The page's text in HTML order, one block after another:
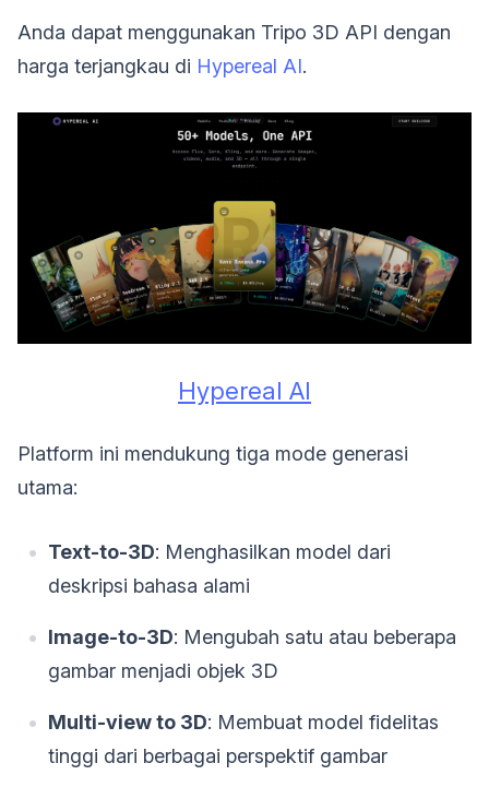
Anda dapat menggunakan Tripo 3D API dengan
harga terjangkau di Hypereal AI.
Hypereal AI
Platform ini mendukung tiga mode generasi
utama:
Text-to-3D: Menghasilkan model dari
deskripsi bahasa alami
Image-to-3D: Mengubah satu atau beberapa
gambar menjadi objek 3D
Multi-view to 3D: Membuat model fidelitas
tinggi dari berbagai perspektif gambar